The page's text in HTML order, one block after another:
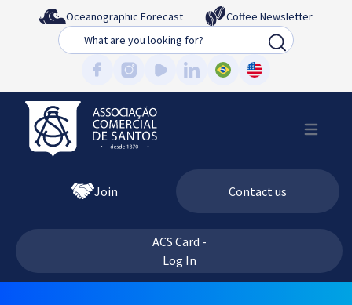
Oceanographic Forecast
Coffee Newsletter
Busca
Join Contact us
ACS Card -
Log In